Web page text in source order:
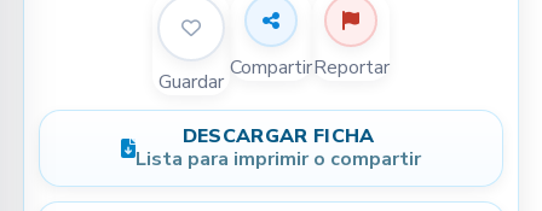
Guardar
CompartirReportar
DESCARGAR FICHA
Lista para imprimir o compartir